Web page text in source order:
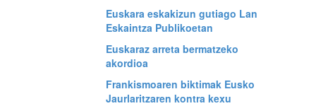
Euskara eskakizun gutiago Lan
Eskaintza Publikoetan
Euskaraz arreta bermatzeko
akordioa
Frankismoaren biktimak Eusko
Jaurlaritzaren kontra kexu